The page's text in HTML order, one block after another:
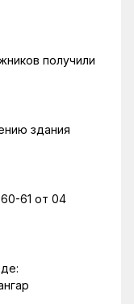
получили
здания
61 от 04